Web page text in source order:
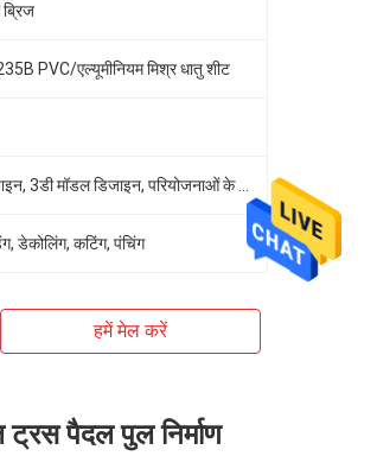
PVC/एल्यूमीनियम मिश्र धातु शीट
डेकोलिंग, कटिंग, पंचिंग
हमें मेल करें
पैदल पुल निर्माण